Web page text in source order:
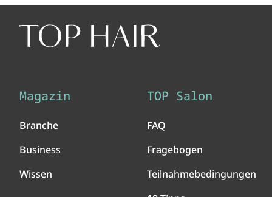
Magazin
Branche
Business
Wissen
TOP Salon
FAQ
Fragebogen
Teilnahmebedingungen